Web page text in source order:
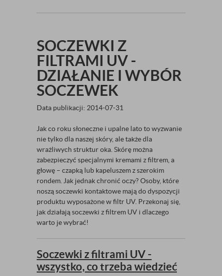
SOCZEWKI Z
FILTRAMI UV -
DZIAŁANIE I WYBÓR
SOCZEWEK
Data publikacji: 2014-07-31
Jak co roku słoneczne i upalne lato to wyzwanie
nie tylko dla naszej skóry, ale także dla
wrażliwych struktur oka. Skórę można
zabezpieczyć specjalnymi kremami z filtrem, a
głowę – czapką lub kapeluszem z szerokim
rondem. Jak jednak chronić oczy? Osoby, które
noszą soczewki kontaktowe mają do dyspozycji
produktu wyposażone w filtr UV. Przekonaj się,
jak działają soczewki z filtrem UV i dlaczego
warto je wybrać!
Soczewki z filtrami UV -
wszystko, co trzeba wiedzieć